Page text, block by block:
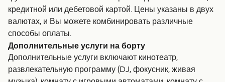
кредитной или дебетовой картой. Цены указаны в двух
валютах, и Вы можете комбинировать различные
способы оплаты.
Дополнительные услуги на борту
Дополнительные услуги включают кинотеатр,
развлекательную программу (DJ, фокусник, живая